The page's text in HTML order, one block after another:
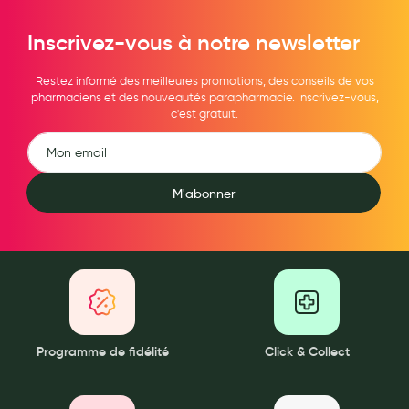
Pour Homme
Crème solaire - Visage et corps
Préservatifs - Gels lubrifiants
Accessoires, coutellerie, brosserie
Bouillottes
Mon bébé
Soins bébé
Inscrivez-vous à notre newsletter
Restez informé des meilleures promotions, des conseils de vos
pharmaciens et des nouveautés parapharmacie. Inscrivez-vous,
c'est gratuit.
M'abonner
Programme de fidélité Click & Collect